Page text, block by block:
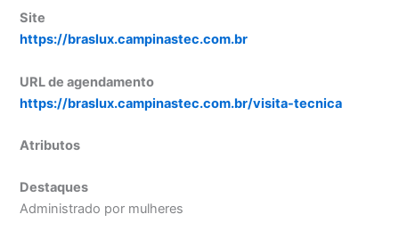
Site
https://braslux.campinastec.com.br
URL de agendamento
https://braslux.campinastec.com.br/visita-tecnica
Atributos
Destaques
Administrado por mulheres